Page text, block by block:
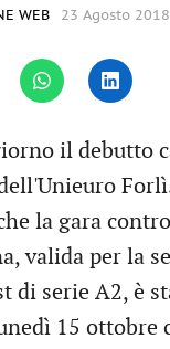
WEB 23 Agosto 2018
il debutto
la gara
valida per la
di serie A2, è
15 ottobre